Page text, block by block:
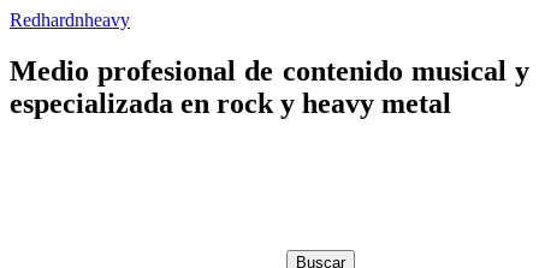
Redhardnheavy
Medio profesional de contenido musical y
especializada en rock y heavy metal